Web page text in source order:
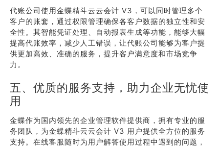
代账公司使用金蝶精斗云云会计 V3，可以同时管理多个
客户的账套，通过权限管理确保各客户数据的独立性和安
全性。其智能凭证处理、自动报表生成等功能，能够大幅
提高代账效率，减少人工错误，让代账公司能够为客户提
供更加高效、准确的服务，提升客户满意度和市场竞争
力。
五、优质的服务支持，助力企业无忧使
用
金蝶作为国内领先的企业管理软件提供商，拥有专业的服
务团队，为金蝶精斗云云会计 V3 用户提供全方位的服务
支持。在线客服随时为用户解答使用过程中遇到的问题，